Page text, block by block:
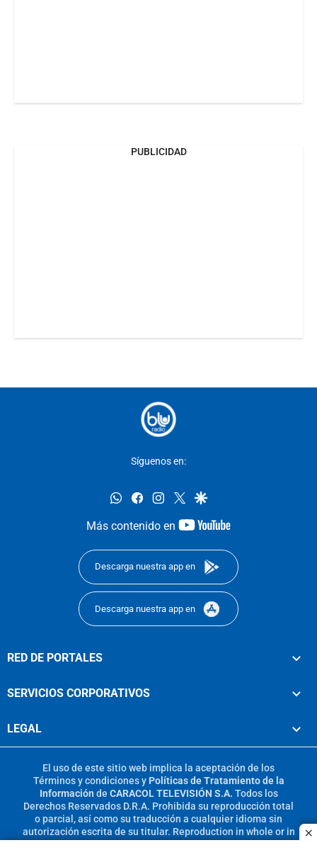
PUBLICIDAD
Síguenos en:
whatsappfacebookinstagram
twittergoogle
Más contenido en
youtube-
Descarga nuestra app en
Descarga nuestra app en
RED DE PORTALES
SERVICIOS CORPORATIVOS
LEGAL
El uso de este sitio web implica la aceptación de los
Términos y condicionesy Políticas de Tratamiento de la
Información de CARACOL TELEVISIÓN S.A. Todos los
Derechos Reservados D.R.A. Prohibida su reproducción total
o parcial, así como su traducción a cualquier idioma sin
autorización escrita de su titular. Reproduction in whole or in